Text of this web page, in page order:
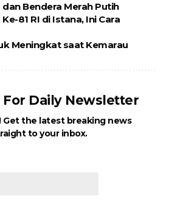
Bendera Merah Putih
81 RI di Istana, Ini Cara
Meningkat saat Kemarau
For Daily Newsletter
Get the latest breaking news
to your inbox.